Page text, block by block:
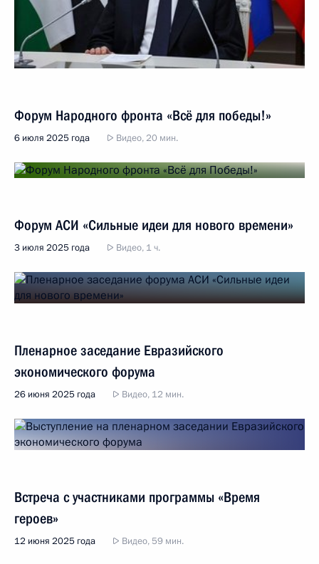
Форум Народного фронта «Всё для победы!»
6 июля 2025 года Видео, 20 мин.
Форум АСИ «Сильные идеи для нового времени»
3 июля 2025 года Видео, 1 ч.
Пленарное заседание Евразийского
экономического форума
26 июня 2025 года Видео, 12 мин.
Встреча с участниками программы «Время
героев»
12 июня 2025 года Видео, 59 мин.